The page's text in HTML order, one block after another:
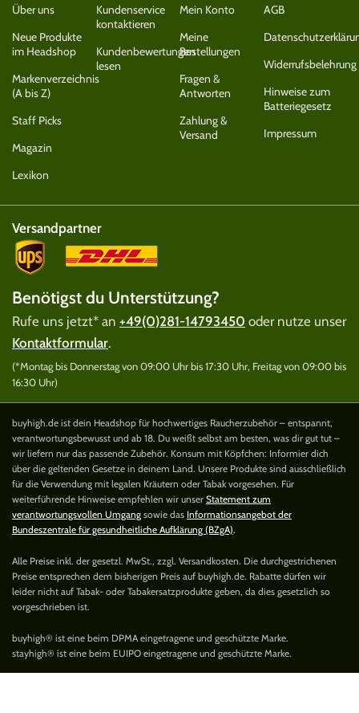
Über uns
Neue Produkte
im Headshop
Markenverzeichnis
(A bis Z)
Staff Picks
Magazin
Lexikon
Kundenservice
kontaktieren
Kundenbewertungen
lesen
Mein Konto
Meine
Bestellungen
Fragen &
Antworten
Zahlung &
Versand
AGB
Widerrufsbelehrung
Hinweise zum
Batteriegesetz
Impressum
Versandpartner
Benötigst du Unterstützung?
Rufe uns jetzt* an +49(0)281-14793450 oder nutze unser
Kontaktformular.
(*Montag bis Donnerstag von 09:00 Uhr bis 17:30 Uhr, Freitag von 09:00 bis
16:30 Uhr)
buyhigh.de ist dein Headshop für hochwertiges Raucherzubehör – entspannt,
verantwortungsbewusst und ab 18. Du weißt selbst am besten, was dir gut tut –
wir liefern nur das passende Zubehör. Konsum mit Köpfchen: Informier dich
über die geltenden Gesetze in deinem Land. Unsere Produkte sind ausschließlich
für die Verwendung mit legalen Kräutern oder Tabak vorgesehen. Für
weiterführende Hinweise empfehlen wir unser Statement zum
verantwortungsvollen Umgang sowie das Informationsangebot der
Bundeszentrale für gesundheitliche Aufklärung (BZgA).
Alle Preise inkl. der gesetzl. MwSt., zzgl. Versandkosten. Die durchgestrichenen
Preise entsprechen dem bisherigen Preis auf buyhigh.de. Rabatte dürfen wir
leider nicht auf Tabak- oder Tabakersatzprodukte geben, da dies gesetzlich so
vorgeschrieben ist.
buyhigh® ist eine beim DPMA eingetragene und geschützte Marke.
stayhigh® ist eine beim EUIPO eingetragene und geschützte Marke.